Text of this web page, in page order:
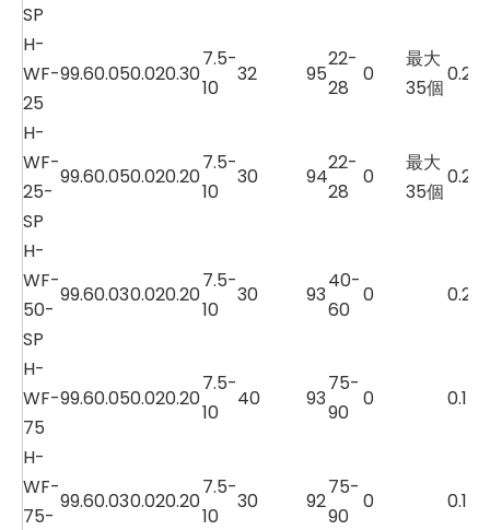
SP
H-
WF-
25
99.60.050.020.30
7.5-
10
32 95
22-
28
0
最大
35個
0.2
H-
WF-
25-
SP
99.60.050.020.20
7.5-
10
30 94
22-
28
0
最大
35個
0.2
H-
WF-
50-
SP
99.60.030.020.20
7.5-
10
30 93
40-
60
0 0.2
H-
WF-
75
99.60.050.020.20
7.5-
10
40 93
75-
90
0 0.1
H-
WF-
75-
99.60.030.020.20
7.5-
10
30 92
75-
90
0 0.1